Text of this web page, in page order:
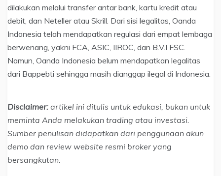
dilakukan melalui transfer antar bank, kartu kredit atau
debit, dan Neteller atau Skrill. Dari sisi legalitas, Oanda
Indonesia telah mendapatkan regulasi dari empat lembaga
berwenang, yakni FCA, ASIC, IIROC, dan B.V.I FSC.
Namun, Oanda Indonesia belum mendapatkan legalitas
dari Bappebti sehingga masih dianggap ilegal di Indonesia.
Disclaimer: artikel ini ditulis untuk edukasi, bukan untuk
meminta Anda melakukan trading atau investasi.
Sumber penulisan didapatkan dari penggunaan akun
demo dan review website resmi broker yang
bersangkutan.